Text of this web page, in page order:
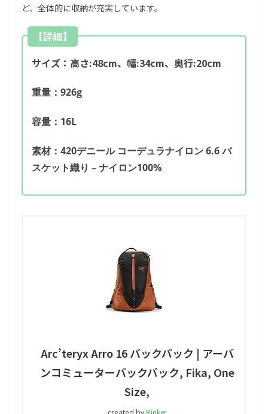
ど、全体的に収納が充実しています。
【詳細】
サイズ：高さ:48cm、幅:34cm、奥行:20cm
重量：926g
容量：16L
素材：420デニール コーデュラナイロン 6.6 バ
スケット織り – ナイロン100%
Arc’teryx Arro 16 バックパック | アーバ
ンコミューターバックパック, Fika, One
Size,
Rinker